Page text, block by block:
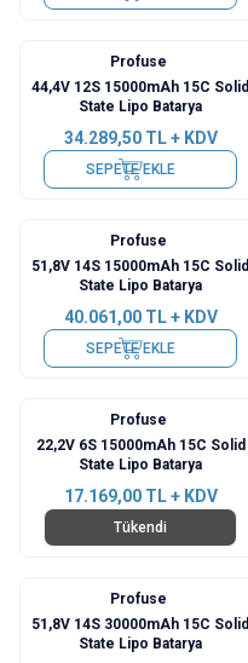
Profuse
44,4V 12S 15000mAh 15C Solid
State Lipo Batarya
34.289,50TL + KDV
SEPETE EKLE
Profuse
51,8V 14S 15000mAh 15C Solid
State Lipo Batarya
40.061,00TL + KDV
SEPETE EKLE
Profuse
22,2V 6S 15000mAh 15C Solid
State Lipo Batarya
17.169,00TL + KDV
Tükendi
Profuse
51,8V 14S 30000mAh 15C Solid
State Lipo Batarya